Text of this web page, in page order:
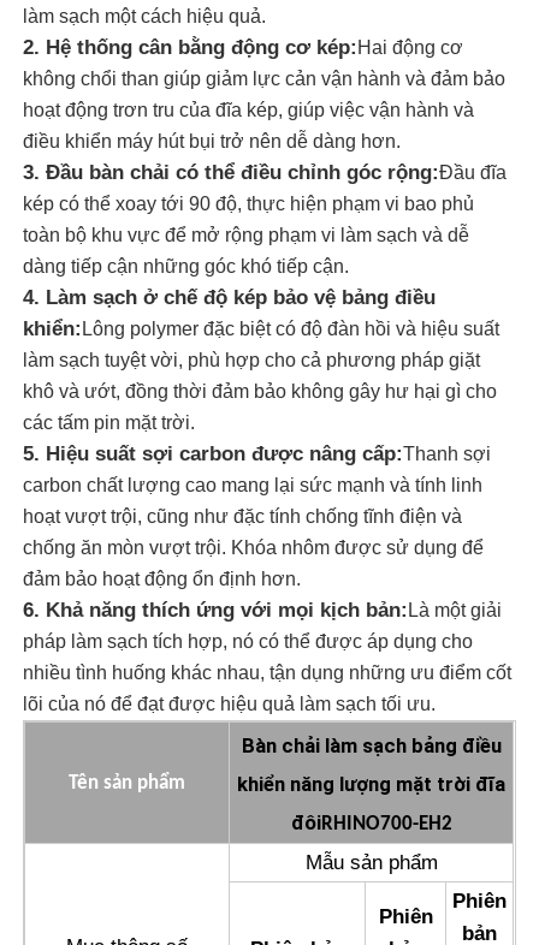
Tham quan nhà máy
Kiểm soát chất lượng
Liên hệ chúng tôi
Tin tức
Tất cả các trường hợp
Yêu cầu báo giá
Phòng vệ sinh pin mặt trời
Phân hẹp quay pin pin mặt trời
Bàn chải rửa tấm pin mặt trời
Bàn chải lăn tấm pin mặt trời
Dụng cụ vệ sinh tấm pin mặt trời
Thiết bị giặt tấm pin mặt trời
làm sạch một cách hiệu quả.
2. Hệ thống cân bằng động cơ kép: Hai động cơ
không chổi than giúp giảm lực cản vận hành và đảm bảo
hoạt động trơn tru của đĩa kép, giúp việc vận hành và
điều khiển máy hút bụi trở nên dễ dàng hơn.
3. Đầu bàn chải có thể điều chỉnh góc rộng:Đầu đĩa
kép có thể xoay tới 90 độ, thực hiện phạm vi bao phủ
toàn bộ khu vực để mở rộng phạm vi làm sạch và dễ
dàng tiếp cận những góc khó tiếp cận.
4. Làm sạch ở chế độ kép bảo vệ bảng điều
khiển: Lông polymer đặc biệt có độ đàn hồi và hiệu suất
làm sạch tuyệt vời, phù hợp cho cả phương pháp giặt
khô và ướt, đồng thời đảm bảo không gây hư hại gì cho
các tấm pin mặt trời.
5. Hiệu suất sợi carbon được nâng cấp:Thanh sợi
carbon chất lượng cao mang lại sức mạnh và tính linh
hoạt vượt trội, cũng như đặc tính chống tĩnh điện và
chống ăn mòn vượt trội. Khóa nhôm được sử dụng để
đảm bảo hoạt động ổn định hơn.
6. Khả năng thích ứng với mọi kịch bản: Là một giải
pháp làm sạch tích hợp, nó có thể được áp dụng cho
nhiều tình huống khác nhau, tận dụng những ưu điểm cốt
lõi của nó để đạt được hiệu quả làm sạch tối ưu.
Tên sản phẩm
Bàn chải làm sạch bảng điều
khiển năng lượng mặt trời đĩa
đôiRHINO700-EH2
Mẫu sản phẩm
Phiên
Phiên
bản